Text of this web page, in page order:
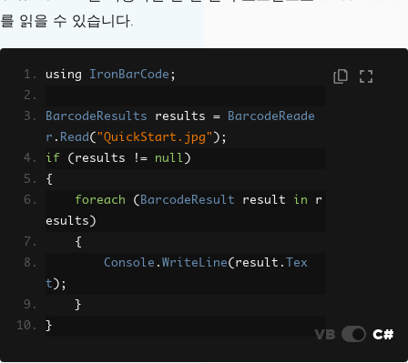
를 읽을 수 있습니다.
using IronBarCode ;
BarcodeResults results =
BarcodeReade
r . Read ( "QuickStart.jpg" );
if
( results != null )
{
foreach
( BarcodeResult result in r
esults )
{
Console . WriteLine( result .
Tex
t );
}
}
VB C#